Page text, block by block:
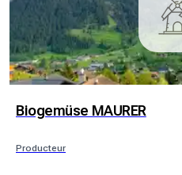
Biogemüse MAURER
Producteur